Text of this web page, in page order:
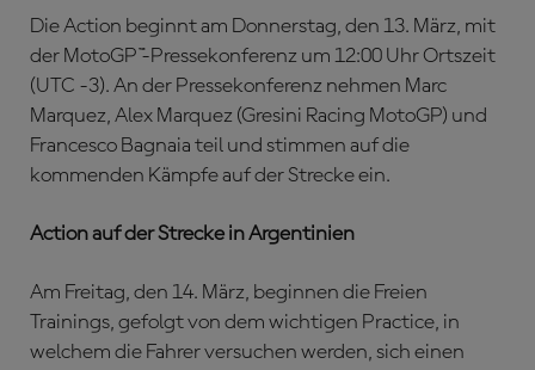
Die Action beginnt am Donnerstag, den 13. März, mit
der MotoGP™-Pressekonferenz um 12:00 Uhr Ortszeit
(UTC -3). An der Pressekonferenz nehmen Marc
Marquez, Alex Marquez (Gresini Racing MotoGP) und
Francesco Bagnaia teil und stimmen auf die
kommenden Kämpfe auf der Strecke ein.
Action auf der Strecke in Argentinien
Am Freitag, den 14. März, beginnen die Freien
Trainings, gefolgt von dem wichtigen Practice, in
welchem die Fahrer versuchen werden, sich einen